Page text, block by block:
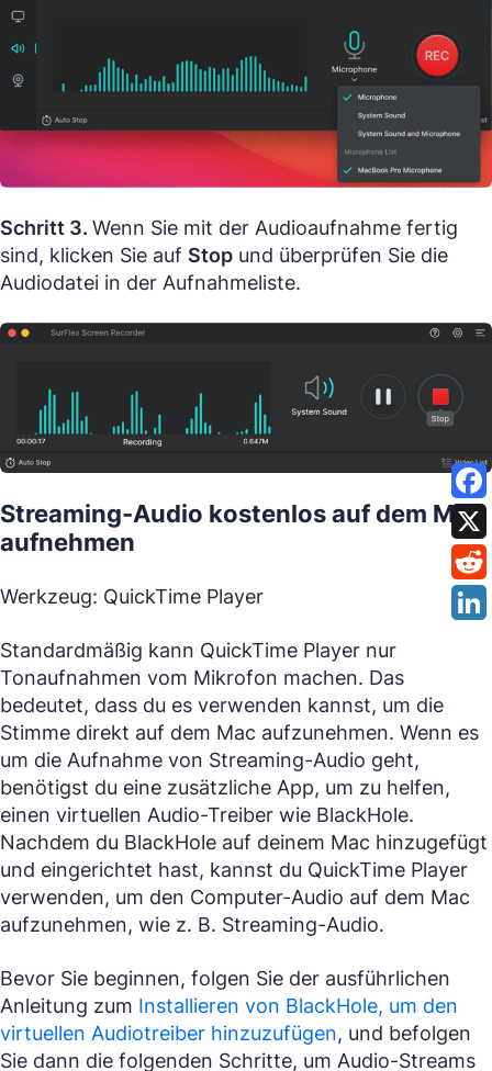
Schritt 3. Wenn Sie mit der Audioaufnahme fertig
sind, klicken Sie auf Stop und überprüfen Sie die
Audiodatei in der Aufnahmeliste.
Streaming-Audio kostenlos auf dem Mac
aufnehmen
Werkzeug: QuickTime Player
Standardmäßig kann QuickTime Player nur
Tonaufnahmen vom Mikrofon machen. Das
bedeutet, dass du es verwenden kannst, um die
Stimme direkt auf dem Mac aufzunehmen. Wenn es
um die Aufnahme von Streaming-Audio geht,
benötigst du eine zusätzliche App, um zu helfen,
einen virtuellen Audio-Treiber wie BlackHole.
Nachdem du BlackHole auf deinem Mac hinzugefügt
und eingerichtet hast, kannst du QuickTime Player
verwenden, um den Computer-Audio auf dem Mac
aufzunehmen, wie z. B. Streaming-Audio.
Bevor Sie beginnen, folgen Sie der ausführlichen
Anleitung zum Installieren von BlackHole, um den
virtuellen Audiotreiber hinzuzufügen, und befolgen
Sie dann die folgenden Schritte, um Audio-Streams